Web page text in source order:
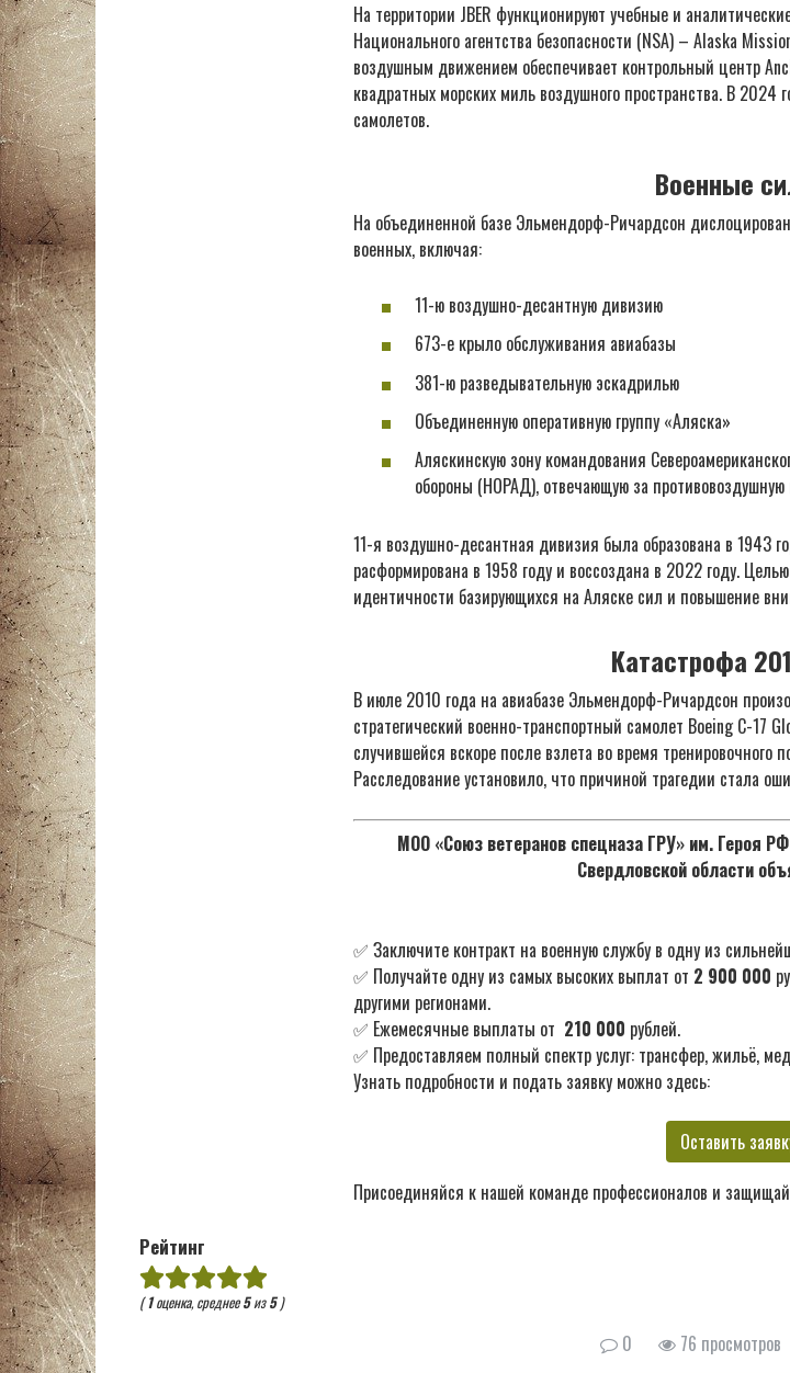
На территории JBER функционируют учебные и
Национального агентства безопасности (NSA) – Alaska
воздушным движением обеспечивает контрольный центр
квадратных морских миль воздушного пространства. В 2024
самолетов.
Военные
На объединенной базе Эльмендорф-Ричардсон
военных, включая:
11-ю воздушно-десантную дивизию
673-е крыло обслуживания авиабазы
381-ю разведывательную эскадрилью
Объединенную оперативную группу «Аляска»
Аляскинскую зону командования
обороны (НОРАД), отвечающую за противовоздушную
11-я воздушно-десантная дивизия была образована в 1943
расформирована в 1958 году и воссоздана в 2022 году.
идентичности базирующихся на Аляске сил и повышение
Катастрофа
В июле 2010 года на авиабазе Эльмендорф-Ричардсон
стратегический военно-транспортный самолет Boeing C-17
случившейся вскоре после взлета во время тренировочного
Расследование установило, что причиной трагедии стала
МОО «Союз ветеранов спецназа ГРУ» им. Героя
Свердловской области
✅ Заключите контракт на военную службу в одну из
✅ Получайте одну из самых высоких выплат от 2 900 000
другими регионами.
✅ Ежемесячные выплаты от 210 000 рублей.
✅ Предоставляем полный спектр услуг: трансфер, жильё,
Узнать подробности и подать заявку можно здесь:
Оставить
Присоединяйся к нашей команде профессионалов и
Рейтинг
(1оценка, среднее5из5)
0 76 просмотров